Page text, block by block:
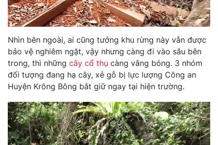
Tư vấn
Chuyên mục khác
Emagazine Podcast
Photo Infographic
Video Shorts video
VTV Money VTV Thể thao
Nhìn bên ngoài, ai cũng tưởng khu rừng này vẫn được
bảo vệ nghiêm ngặt, vậy nhưng càng đi vào sâu bên
trong, thì những cây cổ thụ càng vắng bóng. 3 nhóm
đối tượng đang hạ cây, xẻ gỗ bị lực lượng Công an
Huyện Krông Bông bắt giữ ngay tại hiện trường.